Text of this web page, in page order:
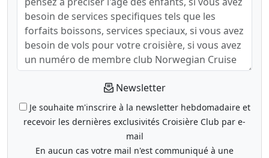
Newsletter
Je souhaite m'inscrire à la newsletter hebdomadaire et
recevoir les dernières exclusivités Croisière Club par e-
mail
En aucun cas votre mail n'est communiqué à une